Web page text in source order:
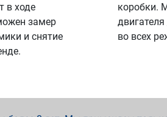
в ходе
замер
и снятие
коробки.
во всех